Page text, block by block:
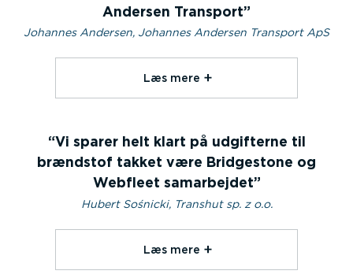
Andersen Transport
Johannes Andersen, Johannes Andersen Transport ApS
Læs mere⁠
Vi sparer helt klart på udgifterne til
brændstof takket være Bridgestone og
Webfleet samarbejdet
Hubert Sośnicki, Transhut sp. z o.o.
Læs mere⁠